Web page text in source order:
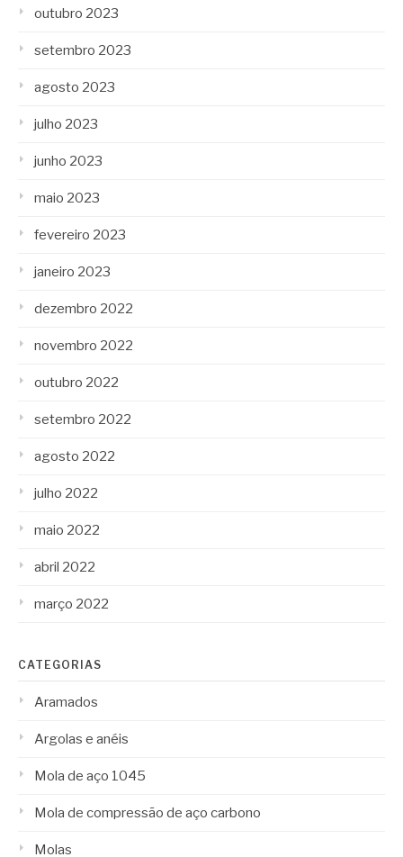
outubro 2023
setembro 2023
agosto 2023
julho 2023
junho 2023
maio 2023
fevereiro 2023
janeiro 2023
dezembro 2022
novembro 2022
outubro 2022
setembro 2022
agosto 2022
julho 2022
maio 2022
abril 2022
março 2022
CATEGORIAS
Aramados
Argolas e anéis
Mola de aço 1045
Mola de compressão de aço carbono
Molas